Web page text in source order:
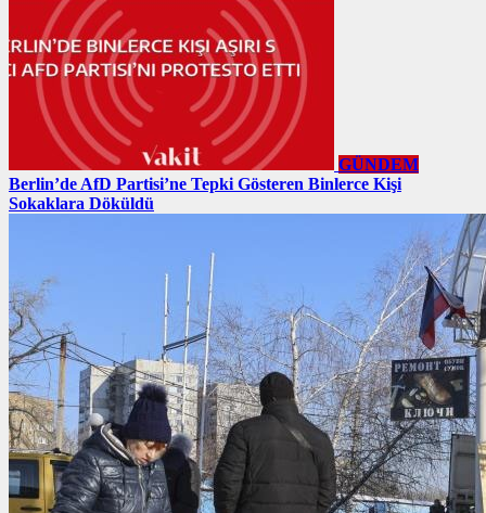
GÜNDEM
Berlin’de AfD Partisi’ne Tepki Gösteren Binlerce Kişi
Sokaklara Döküldü